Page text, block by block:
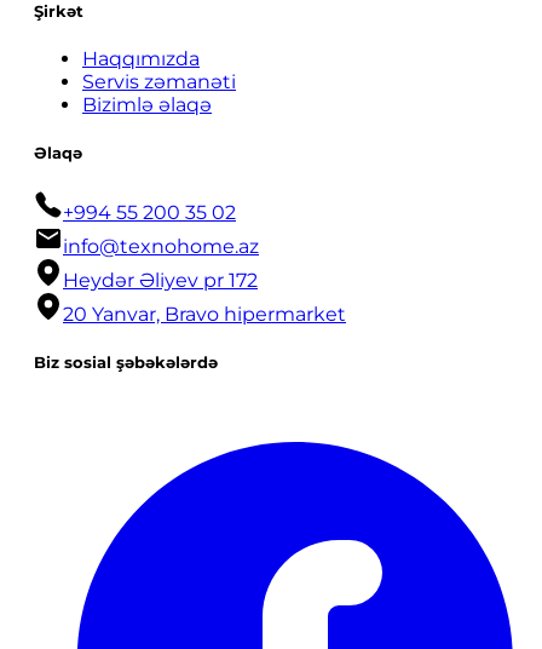
Şirkət
Haqqımızda
Servis zəmanəti
Bizimlə əlaqə
Əlaqə
+994 55 200 35 02
info@texnohome.az
Heydər Əliyev pr 172
20 Yanvar, Bravo hipermarket
Biz sosial şəbəkələrdə